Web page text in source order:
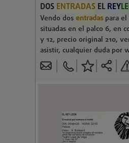
DOS ENTRADASEL REY
Vendo dosentradaspara el
situadas en el palco 6, en
y 12, precio original 210,
asistir, cualquier duda por